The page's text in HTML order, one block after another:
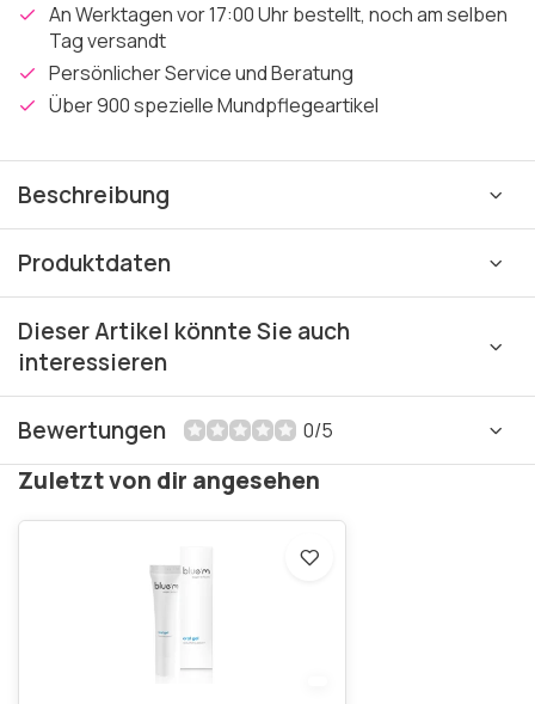
An Werktagen vor 17:00 Uhr bestellt, noch am selben
Tag versandt
Persönlicher Service und Beratung
Über 900 spezielle Mundpflegeartikel
Beschreibung
Produktdaten
Dieser Artikel könnte Sie auch
interessieren
Bewertungen 0/5
Zuletzt von dir angesehen